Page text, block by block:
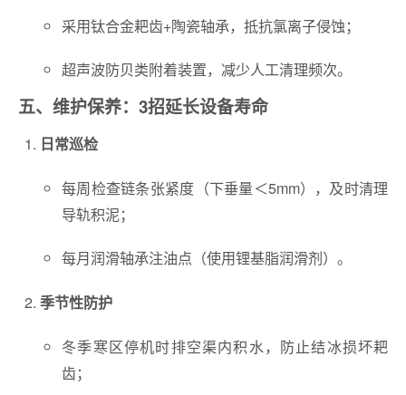
采用钛合金耙齿+陶瓷轴承，抵抗氯离子侵蚀；
超声波防贝类附着装置，减少人工清理频次。
五、维护保养：3招延长设备寿命
日常巡检
每周检查链条张紧度（下垂量＜5mm），及时清理
导轨积泥；
每月润滑轴承注油点（使用锂基脂润滑剂）。
季节性防护
冬季寒区停机时排空渠内积水，防止结冰损坏耙
齿；